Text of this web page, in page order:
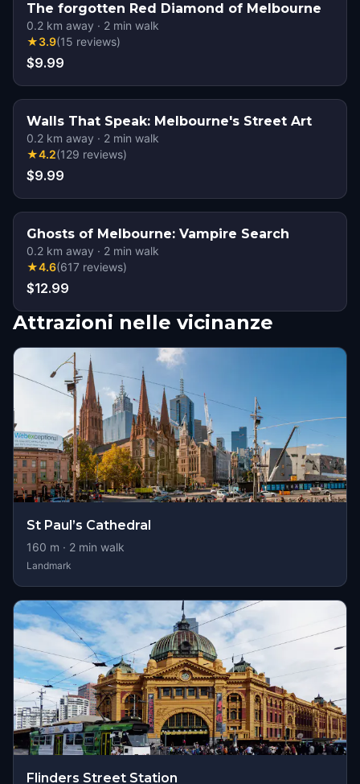
The forgotten Red Diamond of Melbourne
0.2 km away · 2 min walk
★3.9(15 reviews)
$9.99
Walls That Speak: Melbourne's Street Art
0.2 km away · 2 min walk
★4.2(129 reviews)
$9.99
Ghosts of Melbourne: Vampire Search
0.2 km away · 2 min walk
★4.6(617 reviews)
$12.99
Attrazioni nelle vicinanze
St Paul’s Cathedral
160 m · 2 min walk
Landmark
Flinders Street Station